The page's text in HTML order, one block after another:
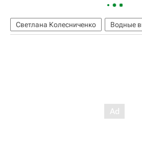
Светлана Колесниченко Водные